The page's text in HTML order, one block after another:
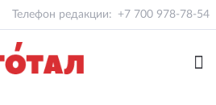
Телефон редакции: +7 700 978-78-54